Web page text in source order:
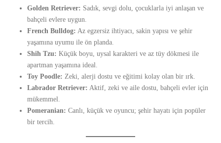
Golden Retriever: Sadık, sevgi dolu, çocuklarla iyi anlaşan ve
bahçeli evlere uygun.
French Bulldog: Az egzersiz ihtiyacı, sakin yapısı ve şehir
yaşamına uyumu ile ön planda.
Shih Tzu: Küçük boyu, uysal karakteri ve az tüy dökmesi ile
apartman yaşamına ideal.
Toy Poodle: Zeki, alerji dostu ve eğitimi kolay olan bir ırk.
Labrador Retriever: Aktif, zeki ve aile dostu, bahçeli evler için
mükemmel.
Pomeranian: Canlı, küçük ve oyuncu; şehir hayatı için popüler
bir tercih.